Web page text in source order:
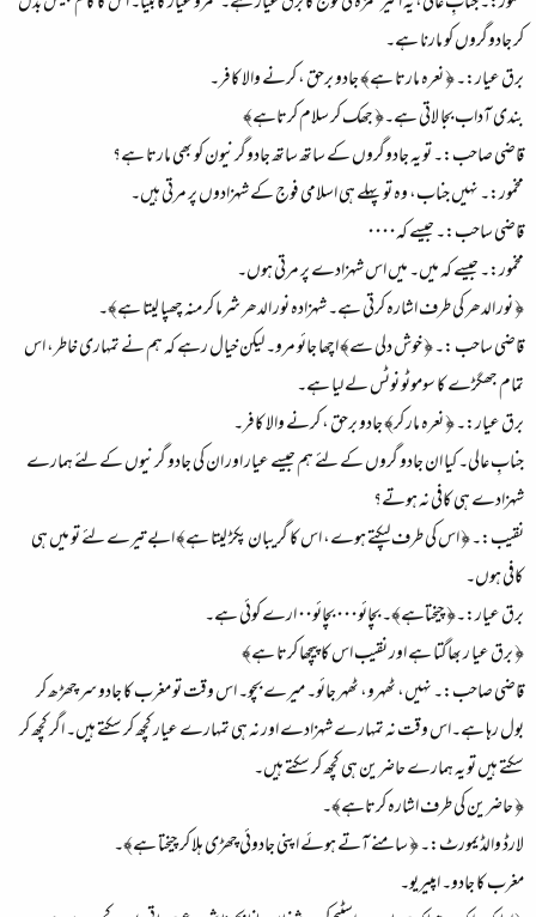
کر جادوگروں کو مارنا ہے۔
برق عیار:۔ ﴿ نعرہ مارتا ہے﴾ جادو برحق ، کرنے والا کافر۔
بندی آداب بجا لاتی ہے۔﴿ جھک کر سلام کرتاہے﴾
قاضی صاحب:۔ تو یہ جادوگروں کے ساتھ ساتھ جادوگرنیون کو بھی مارتا ہے؟
مخمور:۔ نہیں جناب، وہ تو پہلے ہی اسلامی فوج کے شہزادوں پر مرتی ہیں۔
قاضی ساحب:۔ جیسے کہ۰۰۰۰
مخمور:۔ جیسے کہ میں۔ میں اس شہزادے پر مرتی ہوں۔
﴿ نور الدھر کی طرف اشارہ کرتی ہے۔ شہزادہ نور الدھر شرما کر منہ چھپا لیتا ہے﴾۔
قاضی ساحب :۔ ﴿ خوش دلی سے﴾ اچھا جائو مرو۔ لیکن خیال رہے کہ ہم نے تمہاری خاطر، اس
تمام جھگڑے کا سوموٹو نوٹس لے لیا ہے۔
برق عیار:۔ ﴿ نعرہ مار کر﴾ جادو برحق ، کرنے والا کافر۔
جنابِ عالی۔ کیا ان جادو گروں کے لئے ہم جیسے عیار اور ان کی جادو گرنیوں کے لئے ہمارے
شہزادے ہی کافی نہ ہوتے؟
نقیب:۔ ﴿ اس کی طرف لپکتے ہوے، اس کا گریبان پکڑ لیتا ہے﴾ ابے تیرے لئے تو میں ہی
کافی ہوں۔
برق عیار:۔﴿ چیختاہے﴾۔ بچائو۰۰۰ بچائو۰۰ ارے کوئی ہے۔
﴿ برق عیا ر بھاگتا ہے اور نقیب اس کا پیچھا کرتا ہے﴾
قاضی صاحب:۔ نہیں، ٹھہرو، ٹھہر جائو۔ میرے بچو۔ اس وقت تو مغرب کا جادو سر چھڑھ کر
بول رہا ہے۔اس وقت نہ تمہارے شہزادے اور نہ ہی تمہارے عیار کچھ کر سکتے ہیں۔ اگر کچھ کر
سکتے ہیں تو یہ ہمارے حاضرین ہی کچھ کر سکتے ہیں۔
﴿ حاضرین کی طرف اشارہ کرتاہے﴾۔
لارڈ والڈیمورٹ:۔ ﴿ سامنے آتے ہوئے اپنی جادوئی چھڑی ہلا کر چیختا ہے﴾۔
مغرب کا جادو۔ امپیریو۔